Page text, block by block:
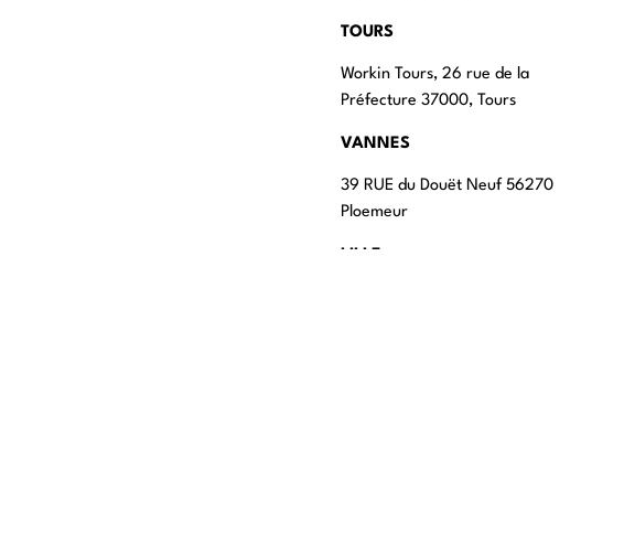
TOURS
Workin Tours, 26 rue de la
Préfecture 37000, Tours
VANNES
39 RUE du Douët Neuf 56270
Ploemeur
LILLE